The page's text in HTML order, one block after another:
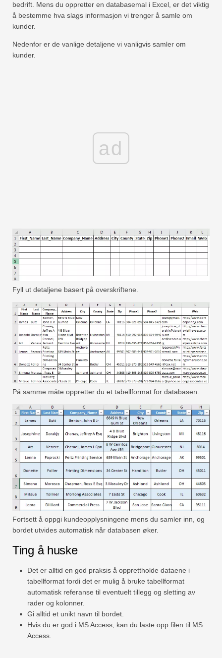
bedrift. Mens du oppretter en databasemal i Excel, er det viktig
å bestemme hva slags informasjon vi trenger å samle om
kunder.
Nedenfor er de vanlige detaljene vi vanligvis samler om
kunder.
ad
Fyll ut detaljene basert på overskriftene.
På samme måte oppretter du et tabellformat for databasen.
Fortsett å oppgi kundeopplysningene mens du samler inn, og
bordet utvides automatisk når databasen øker.
Ting å huske
Det er alltid en god praksis å opprettholde dataene i
tabellformat fordi det er mulig å bruke tabellformat
automatisk referanse til eventuelt tillegg og sletting av
rader og kolonner.
Gi alltid et unikt navn til bordet.
Hvis du er god i MS Access, kan du laste opp filen til MS
Access.